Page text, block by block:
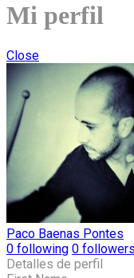
Mi perfil
Close
Paco Baenas Pontes
0 following 0 followers
Detalles de perfil